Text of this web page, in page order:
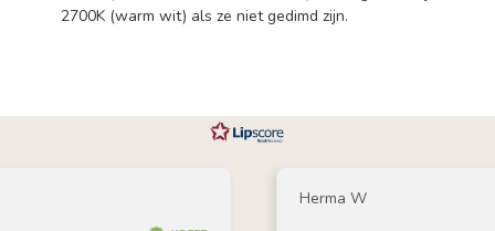
2700K (warm wit) als ze niet gedimd zijn.